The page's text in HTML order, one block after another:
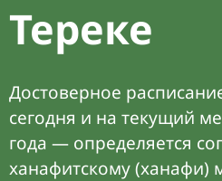
Тереке
Достоверное
сегодня и на текущий
года — определяется
ханафитскому (ханафи)